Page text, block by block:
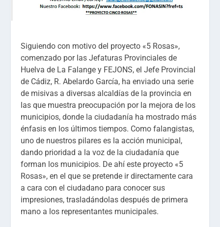
Siguiendo con motivo del proyecto «5 Rosas»,
comenzado por las Jefaturas Provinciales de
Huelva de La Falange y FEJONS, el Jefe Provincial
de Cádiz, R. Abelardo García, ha enviado una serie
de misivas a diversas alcaldías de la provincia en
las que muestra preocupación por la mejora de los
municipios, donde la ciudadanía ha mostrado más
énfasis en los últimos tiempos. Como falangistas,
uno de nuestros pilares es la acción municipal,
dando prioridad a la voz de la ciudadanía que
forman los municipios. De ahí este proyecto «5
Rosas», en el que se pretende ir directamente cara
a cara con el ciudadano para conocer sus
impresiones, trasladándolas después de primera
mano a los representantes municipales.